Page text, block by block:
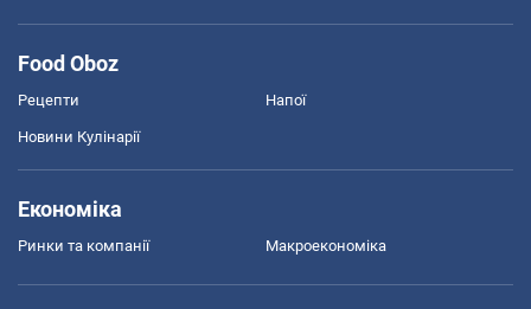
Food Oboz
Рецепти Напої
Новини Кулінарії
Економіка
Ринки та компанії Макроекономіка